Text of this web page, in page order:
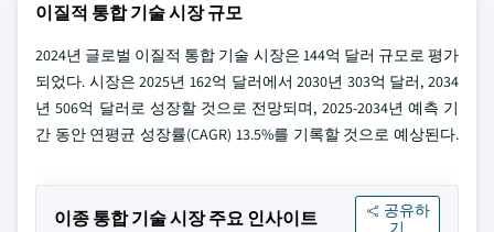
이질적 통합 기술 시장 규모
2024년 글로벌 이질적 통합 기술 시장은 144억 달러 규모로 평가
되었다. 시장은 2025년 162억 달러에서 2030년 303억 달러, 2034
년 506억 달러로 성장할 것으로 전망되며, 2025-2034년 예측 기
간 동안 연평균 성장률(CAGR) 13.5%를 기록할 것으로 예상된다.
이종 통합 기술 시장 주요 인사이트
공유하
기